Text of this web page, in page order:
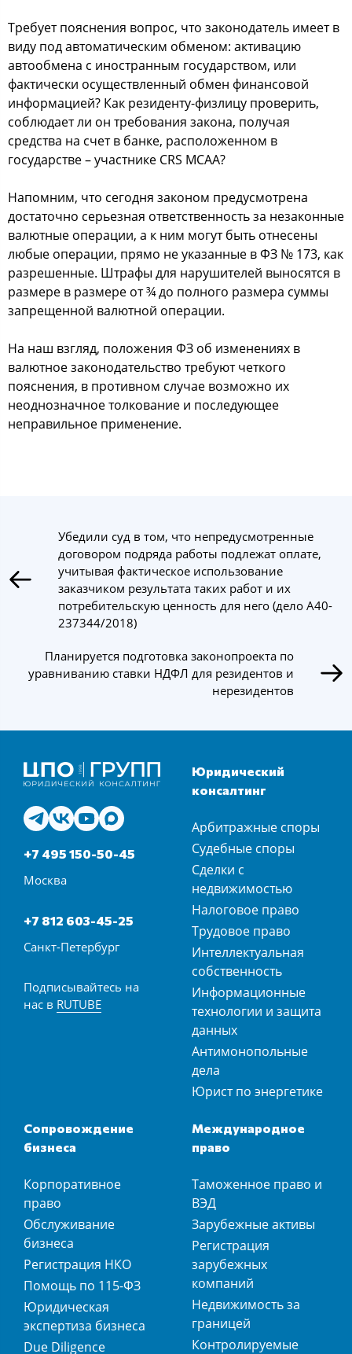
Требует пояснения вопрос, что законодатель имеет в
виду под автоматическим обменом: активацию
автообмена с иностранным государством, или
фактически осуществленный обмен финансовой
информацией? Как резиденту-физлицу проверить,
соблюдает ли он требования закона, получая
средства на счет в банке, расположенном в
государстве – участнике CRS МСАА?
Напомним, что сегодня законом предусмотрена
достаточно серьезная ответственность за незаконные
валютные операции, а к ним могут быть отнесены
любые операции, прямо не указанные в ФЗ № 173, как
разрешенные. Штрафы для нарушителей выносятся в
размере в размере от ¾ до полного размера суммы
запрещенной валютной операции.
На наш взгляд, положения ФЗ об изменениях в
валютное законодательство требуют четкого
пояснения, в противном случае возможно их
неоднозначное толкование и последующее
неправильное применение.
Убедили суд в том, что непредусмотренные
договором подряда работы подлежат оплате,
учитывая фактическое использование
заказчиком результата таких работ и их
потребительскую ценность для него (дело А40-
237344/2018)
Планируется подготовка законопроекта по
уравниванию ставки НДФЛ для резидентов и
нерезидентов
+7 495 150-50-45
Москва
+7 812 603-45-25
Санкт-Петербург
Подписывайтесь на
нас в RUTUBE
Юридический
консалтинг
Арбитражные споры
Судебные споры
Сделки с
недвижимостью
Налоговое право
Трудовое право
Интеллектуальная
собственность
Информационные
технологии и защита
данных
Антимонопольные
дела
Юрист по энергетике
Сопровождение
бизнеса
Корпоративное
право
Обслуживание
бизнеса
Регистрация НКО
Помощь по 115-ФЗ
Юридическая
экспертиза бизнеса
Due Diligence
Международное
право
Таможенное право и
ВЭД
Зарубежные активы
Регистрация
зарубежных
компаний
Недвижимость за
границей
Контролируемые